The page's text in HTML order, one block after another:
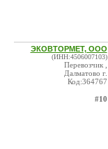
ЭКОВТОРМЕТ, ООО
(ИНН:4506007103)
Перевозчик ,
Далматово г.
Код:364767
#10